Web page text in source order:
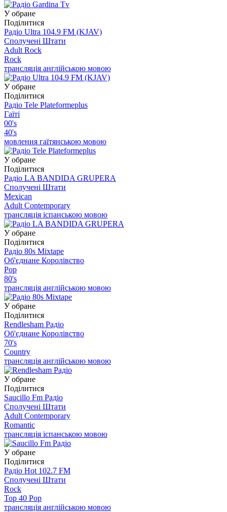
У обране
Поділитися
Радіо Ultra 104.9 FM (KJAV)
Сполучені Штати
Adult Rock
Rock
трансляція англійською мовою
У обране
Поділитися
Радіо Tele Plateformeplus
Гаїті
00's
40's
мовлення гаїтянською мовою
У обране
Поділитися
Радіо LA BANDIDA GRUPERA
Сполучені Штати
Mexican
Adult Contemporary
трансляція іспанською мовою
У обране
Поділитися
Радіо 80s Mixtape
Об'єднане Королівство
Pop
80's
трансляція англійською мовою
У обране
Поділитися
Rendlesham Радіо
Об'єднане Королівство
70's
Country
трансляція англійською мовою
У обране
Поділитися
Saucillo Fm Радіо
Сполучені Штати
Adult Contemporary
Romantic
трансляція іспанською мовою
У обране
Поділитися
Радіо Hot 102.7 FM
Сполучені Штати
Rock
Top 40 Pop
трансляція англійською мовою